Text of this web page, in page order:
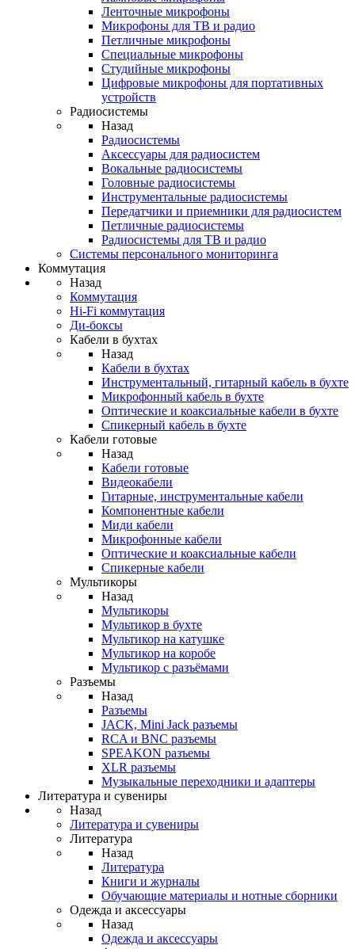
Ленточные микрофоны
Микрофоны для ТВ и радио
Петличные микрофоны
Специальные микрофоны
Студийные микрофоны
Цифровые микрофоны для портативных
устройств
Радиосистемы
Назад
Радиосистемы
Аксессуары для радиосистем
Вокальные радиосистемы
Головные радиосистемы
Инструментальные радиосистемы
Передатчики и приемники для радиосистем
Петличные радиосистемы
Радиосистемы для ТВ и радио
Системы персонального мониторинга
Коммутация
Назад
Коммутация
Hi-Fi коммутация
Ди-боксы
Кабели в бухтах
Назад
Кабели в бухтах
Инструментальный, гитарный кабель в бухте
Микрофонный кабель в бухте
Оптические и коаксиальные кабели в бухте
Спикерный кабель в бухте
Кабели готовые
Назад
Кабели готовые
Видеокабели
Гитарные, инструментальные кабели
Компонентные кабели
Миди кабели
Микрофонные кабели
Оптические и коаксиальные кабели
Спикерные кабели
Мультикоры
Назад
Мультикоры
Мультикор в бухте
Мультикор на катушке
Мультикор на коробе
Мультикор с разъёмами
Разъемы
Назад
Разъемы
JACK, Mini Jack разъемы
RCA и BNC разъемы
SPEAKON разъемы
XLR разъемы
Музыкальные переходники и адаптеры
Литература и сувениры
Назад
Литература и сувениры
Литература
Назад
Литература
Книги и журналы
Обучающие материалы и нотные сборники
Одежда и аксессуары
Назад
Одежда и аксессуары